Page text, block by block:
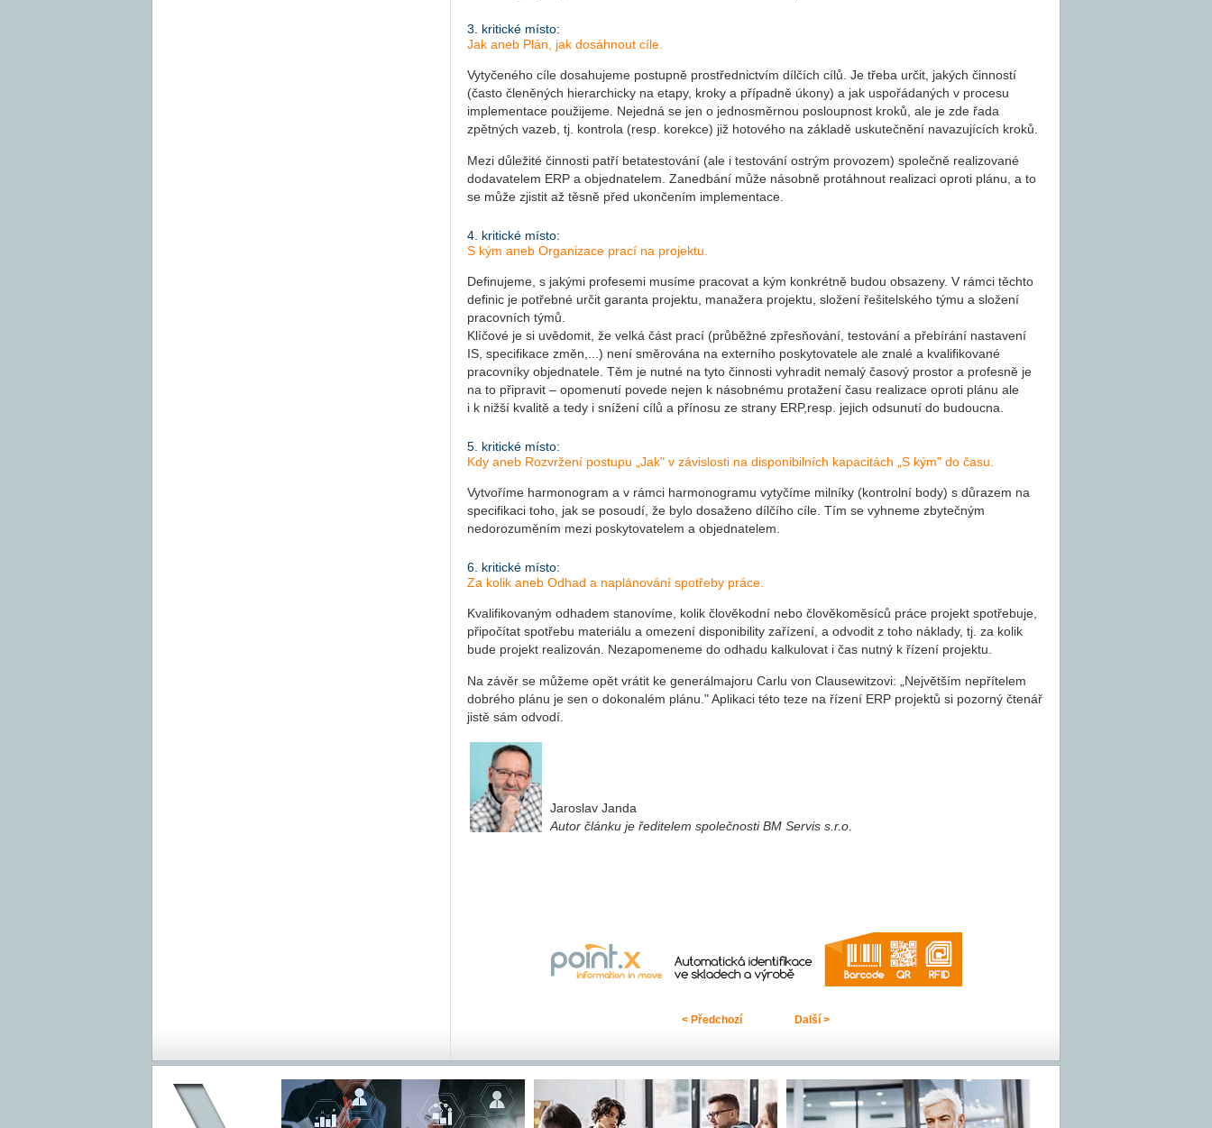
3. kritické místo:
Jak aneb Plán, jak dosáhnout cíle.
Vytyčeného cíle dosahujeme postupně prostřednictvím dílčích cílů. Je třeba určit, jakých činností
(často členěných hierarchicky na etapy, kroky a případně úkony) a jak uspořádaných v procesu
implementace použijeme. Nejedná se jen o jednosměrnou posloupnost kroků, ale je zde řada
zpětných vazeb, tj. kontrola (resp. korekce) již hotového na základě uskutečnění navazujících kroků.
Mezi důležité činnosti patří betatestování (ale i testování ostrým provozem) společně realizované
dodavatelem ERP a objednatelem. Zanedbání může násobně protáhnout realizaci oproti plánu, a to
se může zjistit až těsně před ukončením implementace.
4. kritické místo:
S kým aneb Organizace prací na projektu.
Definujeme, s jakými profesemi musíme pracovat a kým konkrétně budou obsazeny. V rámci těchto
definic je potřebné určit garanta projektu, manažera projektu, složení řešitelského týmu a složení
pracovních týmů.
Klíčové je si uvědomit, že velká část prací (průběžné zpřesňování, testování a přebírání nastavení
IS, specifikace změn,...) není směrována na externího poskytovatele ale znalé a kvalifikované
pracovníky objednatele. Těm je nutné na tyto činnosti vyhradit nemalý časový prostor a profesně je
na to připravit – opomenutí povede nejen k násobnému protažení času realizace oproti plánu ale
i k nižší kvalitě a tedy i snížení cílů a přínosu ze strany ERP,resp. jejich odsunutí do budoucna.
5. kritické místo:
Kdy aneb Rozvržení postupu „Jak" v závislosti na disponibilních kapacitách „S kým" do času.
Vytvoříme harmonogram a v rámci harmonogramu vytyčíme milníky (kontrolní body) s důrazem na
specifikaci toho, jak se posoudí, že bylo dosaženo dílčího cíle. Tím se vyhneme zbytečným
nedorozuměním mezi poskytovatelem a objednatelem.
6. kritické místo:
Za kolik aneb Odhad a naplánování spotřeby práce.
Kvalifikovaným odhadem stanovíme, kolik člověkodní nebo člověkoměsíců práce projekt spotřebuje,
připočítat spotřebu materiálu a omezení disponibility zařízení, a odvodit z toho náklady, tj. za kolik
bude projekt realizován. Nezapomeneme do odhadu kalkulovat i čas nutný k řízení projektu.
Na závěr se můžeme opět vrátit ke generálmajoru Carlu von Clausewitzovi: „Největším nepřítelem
dobrého plánu je sen o dokonalém plánu." Aplikaci této teze na řízení ERP projektů si pozorný čtenář
jistě sám odvodí.
Jaroslav Janda
Autor článku je ředitelem společnosti BM Servis s.r.o.
< Předchozí Další >